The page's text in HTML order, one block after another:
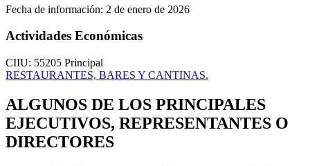
Fecha de información: 2 de enero de 2026
Actividades Económicas
CIIU: 55205 Principal
RESTAURANTES, BARES Y CANTINAS.
ALGUNOS DE LOS PRINCIPALES
EJECUTIVOS, REPRESENTANTES O
DIRECTORES